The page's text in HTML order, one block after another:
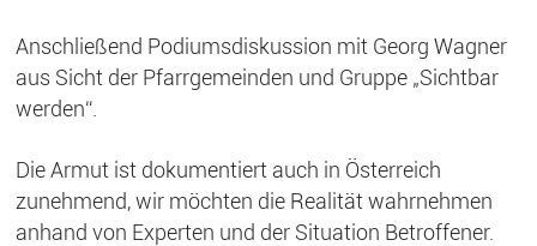
Anschließend Podiumsdiskussion mit Georg Wagner
aus Sicht der Pfarrgemeinden und Gruppe „Sichtbar
werden“.
Die Armut ist dokumentiert auch in Österreich
zunehmend, wir möchten die Realität wahrnehmen
anhand von Experten und der Situation Betroffener.